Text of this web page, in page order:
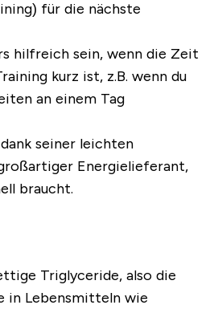
für die nächste
hilfreich sein, wenn die Zeit
kurz ist, z.B. wenn du
an einem Tag
seiner leichten
Energielieferant,
braucht.
Triglyceride, also die
in Lebensmitteln wie